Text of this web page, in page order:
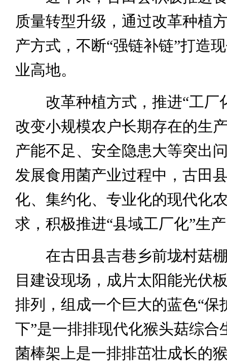
质量转型升级，通过改革种植
产方式，不断“强链补链”打造
业高地。
改革种植方式，推进“工厂
改变小规模农户长期存在的生
产能不足、安全隐患大等突出
发展食用菌产业过程中，古田
化、集约化、专业化的现代化
求，积极推进“县域工厂化”生
在古田县吉巷乡前垅村菇棚
目建设现场，成片太阳能光伏
排列，组成一个巨大的蓝色“保
下”是一排排现代化猴头菇综合
菌棒架上是一排排茁壮成长的